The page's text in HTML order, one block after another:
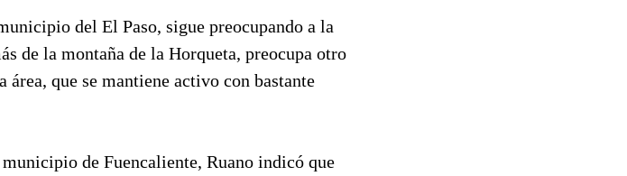
del El Paso, sigue preocupando a la
de la montaña de la Horqueta, preocupa otro
que se mantiene activo con bastante
de Fuencaliente, Ruano indicó que